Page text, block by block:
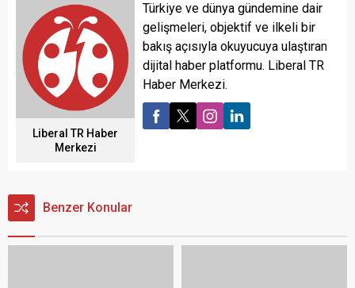
Liberal TR Haber
Merkezi
Türkiye ve dünya gündemine dair
gelişmeleri, objektif ve ilkeli bir
bakış açısıyla okuyucuya ulaştıran
dijital haber platformu. Liberal TR
Haber Merkezi.
Benzer Konular